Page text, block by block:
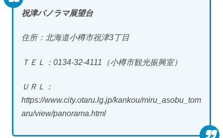
祝津パノラマ展望台
住所：北海道小樽市祝津3丁目
ＴＥＬ：0134-32-4111（小樽市観光振興室）
ＵＲＬ：
https://www.city.otaru.lg.jp/kankou/miru_asobu_tom
aru/view/panorama.html